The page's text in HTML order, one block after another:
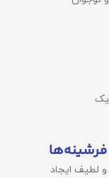
لطیف ایجاد